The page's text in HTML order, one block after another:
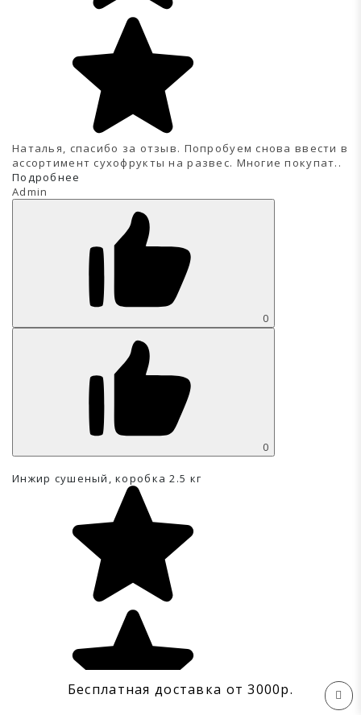
Бесплатная доставка от 3000р.
Наталья, спасибо за отзыв. Попробуем снова ввести в
ассортимент сухофрукты на развес. Многие покупат..
Подробнее
Admin
0
0
Инжир сушеный, коробка 2.5 кг